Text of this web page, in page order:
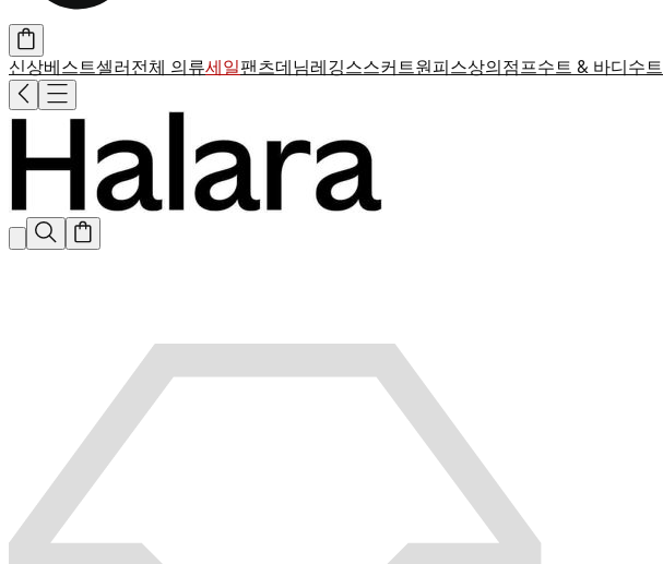
신상베스트셀러전체 의류세일팬츠데님레깅스스커트원피스상의점프수트 & 바디수트